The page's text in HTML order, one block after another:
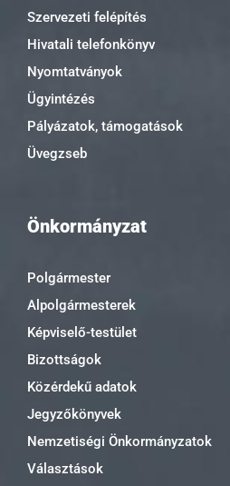
Szervezeti felépítés
Hivatali telefonkönyv
Nyomtatványok
Ügyintézés
Pályázatok, támogatások
Üvegzseb
Önkormányzat
Polgármester
Alpolgármesterek
Képviselő-testület
Bizottságok
Közérdekű adatok
Jegyzőkönyvek
Nemzetiségi Önkormányzatok
Választások